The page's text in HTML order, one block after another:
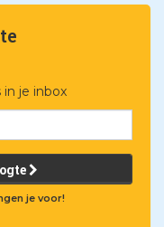
je inbox
je voor!